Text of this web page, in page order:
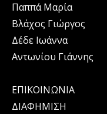
Παππά Μαρία
Βλάχος Γιώργος
Δέδε Ιωάννα
Αντωνίου Γιάννης
ΕΠΙΚΟΙΝΩΝΙΑ
ΔΙΑΦΗΜΙΣΗ